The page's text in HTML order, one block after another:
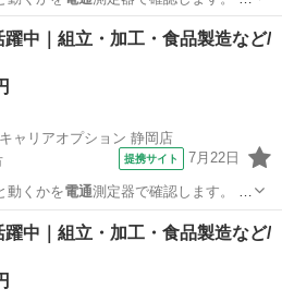
中｜組立・加工・食品製造など/
ャリアオプション 静岡店
提携サイト 7月22日
動くかを電通測定器で確認します。 ま
中｜組立・加工・食品製造など/